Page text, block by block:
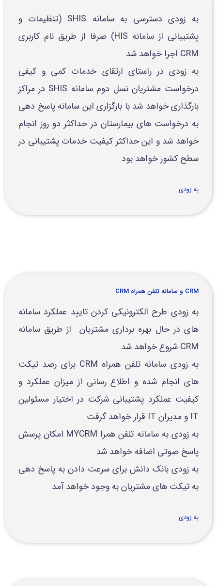
به زودی دسترسی به سامانه SHIS (تنظیمات و
پشتیبانی از سامانه HIS) صرفا از طریق نام کاربری
CRM اجرا خواهد شد
به زودی در راستای ارتقای خدمات کمی و کیفی
درخواست مشتریان نسل دوم سامانه SHIS در مراکز
بارگذاری خواهد شد با بارگزاری این سامانه پاسخ دهی
به درخواست های بیمارستان در حداکثر دو روز انجام
خواهد شد و این حداکثر کیفیت خدمات پشتیبانی در
سطح کشور خواهد بود
به زودی
CRM و سامانه تلفن همراه CRM
به زودی طرح الکترونیکی کردن تایید عملکرد سامانه
های در حال بهره برداری مشتریان از طریق سامانه
CRM شروع خواهد شد
به زودی سامانه تلفن همراه CRM برای رصد تیکت
های انجام شده و اطلاع رسانی از میزان عملکرد و
کیفیت عملکرد پشتیبانی شرکت در اختیار مسئولین
IT و مدیران IT قرار خواهد گرفت
به زودی به سامانه تلفن همرا MYCRM امکان پرسش
پاسخ صوتی اضافه خواهد شد
به زودی بانک دانش برای سرعت دادن به پاسخ دهی
به تیکت های مشتریان به وجود خواهد آمد
به زودی